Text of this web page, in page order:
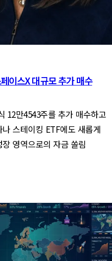
이스X 대규모 추가 매수
12만4543주를 추가 매수하고
스테이킹 ETF에도 새롭게
영역으로의 자금 쏠림